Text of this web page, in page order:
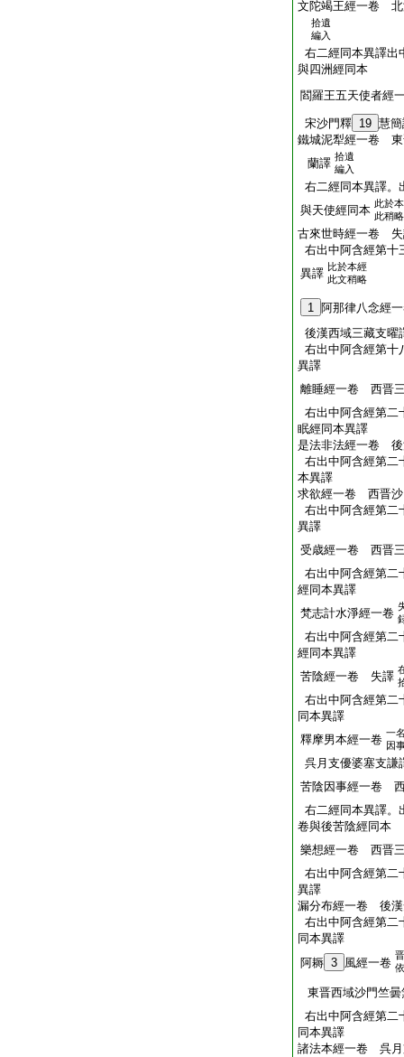
文陀竭王經一卷 北
拾遺
編入
右二經同本異譯出
與四洲經同本
閻羅王五天使者經
宋沙門釋 19 慧
鐵城泥犁經一卷 東
蘭譯 拾遺
編入
右二經同本異譯。
與天使經同本 此於
此稍
古來世時經一卷 失
右出中阿含經第十
異譯 比於本經
此文稍略
1 阿那律八念經
後漢西域三藏支曜
右出中阿含經第十
異譯
離睡經一卷 西晋
右出中阿含經第二
眠經同本異譯
是法非法經一卷 後
右出中阿含經第二
本異譯
求欲經一卷 西晋沙
右出中阿含經第二
異譯
受歳經一卷 西晋
右出中阿含經第二
經同本異譯
梵志計水淨經一卷
右出中阿含經第二
經同本異譯
苦陰經一卷 失譯
右出中阿含經第二
同本異譯
釋摩男本經一卷 一
因
呉月支優婆塞支謙
苦陰因事經一卷
右二經同本異譯。
卷與後苦陰經同本
樂想經一卷 西晋
右出中阿含經第二
異譯
漏分布經一卷 後漢
右出中阿含經第二
同本異譯
阿耨 3 風經一卷
東晋西域沙門竺曇
右出中阿含經第二
同本異譯
諸法本經一卷 呉月